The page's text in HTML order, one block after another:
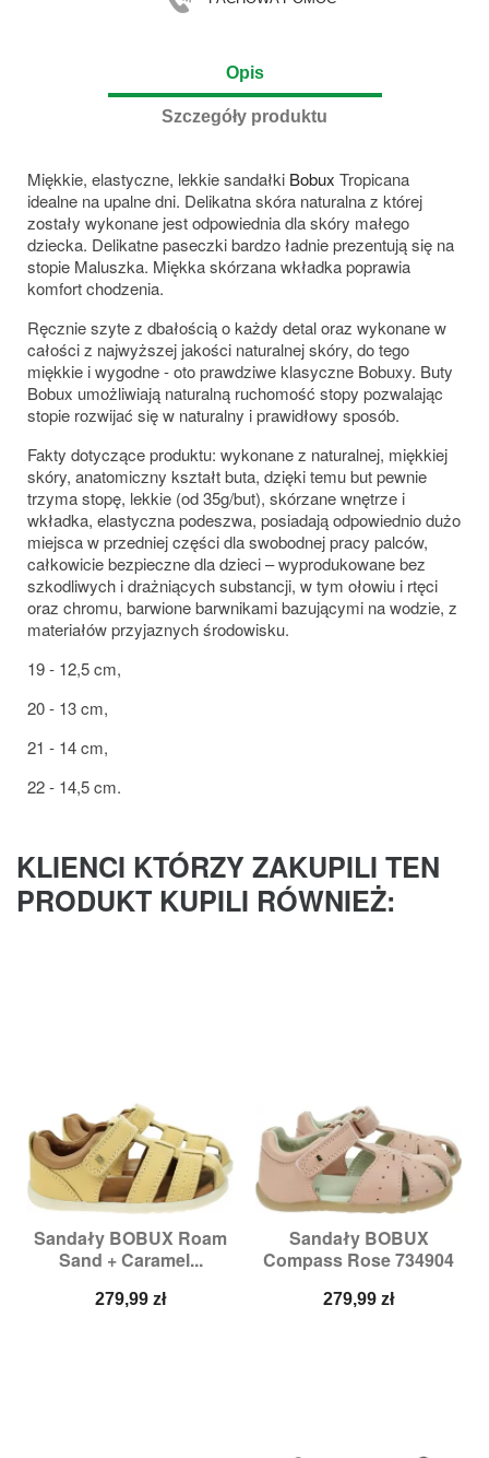
Opis
Szczegóły produktu
Miękkie, elastyczne, lekkie sandałki Bobux Tropicana
idealne na upalne dni. Delikatna skóra naturalna z której
zostały wykonane jest odpowiednia dla skóry małego
dziecka. Delikatne paseczki bardzo ładnie prezentują się na
stopie Maluszka. Miękka skórzana wkładka poprawia
komfort chodzenia.
Ręcznie szyte z dbałością o każdy detal oraz wykonane w
całości z najwyższej jakości naturalnej skóry, do tego
miękkie i wygodne - oto prawdziwe klasyczne Bobuxy. Buty
Bobux umożliwiają naturalną ruchomość stopy pozwalając
stopie rozwijać się w naturalny i prawidłowy sposób.
Fakty dotyczące produktu: wykonane z naturalnej, miękkiej
skóry, anatomiczny kształt buta, dzięki temu but pewnie
trzyma stopę, lekkie (od 35g/but), skórzane wnętrze i
wkładka, elastyczna podeszwa, posiadają odpowiednio dużo
miejsca w przedniej części dla swobodnej pracy palców,
całkowicie bezpieczne dla dzieci – wyprodukowane bez
szkodliwych i drażniących substancji, w tym ołowiu i rtęci
oraz chromu, barwione barwnikami bazującymi na wodzie, z
materiałów przyjaznych środowisku.
19 - 12,5 cm,
20 - 13 cm,
21 - 14 cm,
22 - 14,5 cm.
KLIENCI KTÓRZY ZAKUPILI TEN
PRODUKT KUPILI RÓWNIEŻ:
Sandały BOBUX Roam
Sand + Caramel...
Cena
279,99 zł
Sandały BOBUX
Compass Rose 734904
Cena
279,99 zł